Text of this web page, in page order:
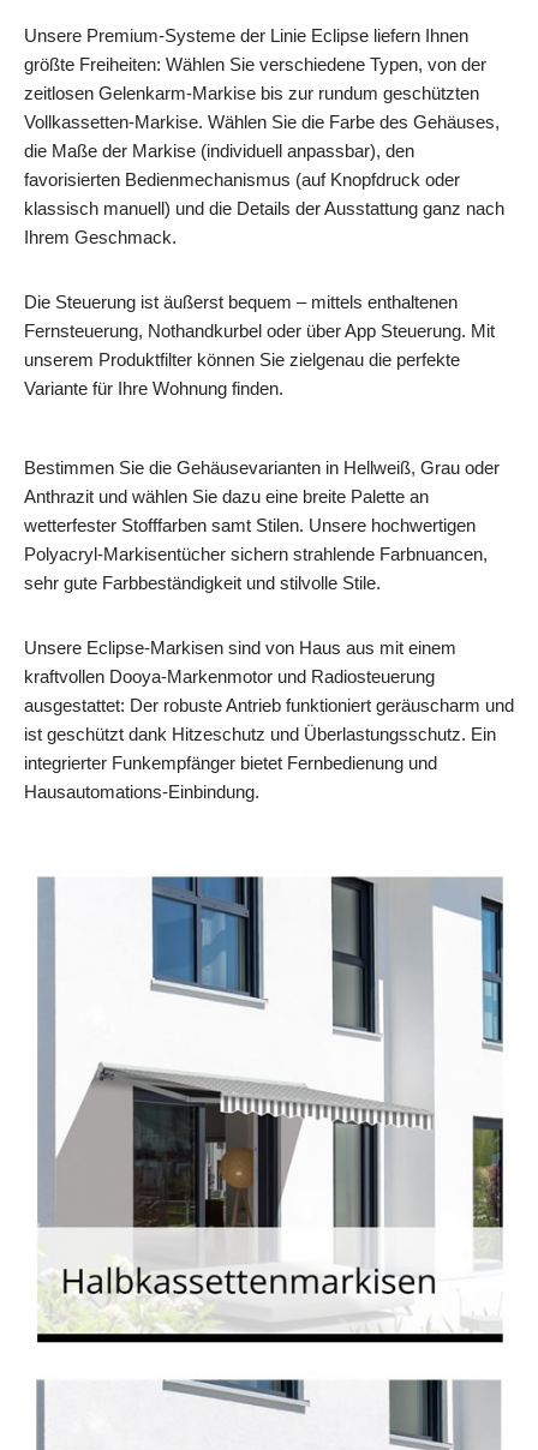
Unsere Premium-Systeme der Linie Eclipse liefern Ihnen
größte Freiheiten: Wählen Sie verschiedene Typen, von der
zeitlosen Gelenkarm-Markise bis zur rundum geschützten
Vollkassetten-Markise. Wählen Sie die Farbe des Gehäuses,
die Maße der Markise (individuell anpassbar), den
favorisierten Bedienmechanismus (auf Knopfdruck oder
klassisch manuell) und die Details der Ausstattung ganz nach
Ihrem Geschmack.
Die Steuerung ist äußerst bequem – mittels enthaltenen
Fernsteuerung, Nothandkurbel oder über App Steuerung. Mit
unserem Produktfilter können Sie zielgenau die perfekte
Variante für Ihre Wohnung finden.
Bestimmen Sie die Gehäusevarianten in Hellweiß, Grau oder
Anthrazit und wählen Sie dazu eine breite Palette an
wetterfester Stofffarben samt Stilen. Unsere hochwertigen
Polyacryl-Markisentücher sichern strahlende Farbnuancen,
sehr gute Farbbeständigkeit und stilvolle Stile.
Unsere Eclipse-Markisen sind von Haus aus mit einem
kraftvollen Dooya-Markenmotor und Radiosteuerung
ausgestattet: Der robuste Antrieb funktioniert geräuscharm und
ist geschützt dank Hitzeschutz und Überlastungsschutz. Ein
integrierter Funkempfänger bietet Fernbedienung und
Hausautomations-Einbindung.